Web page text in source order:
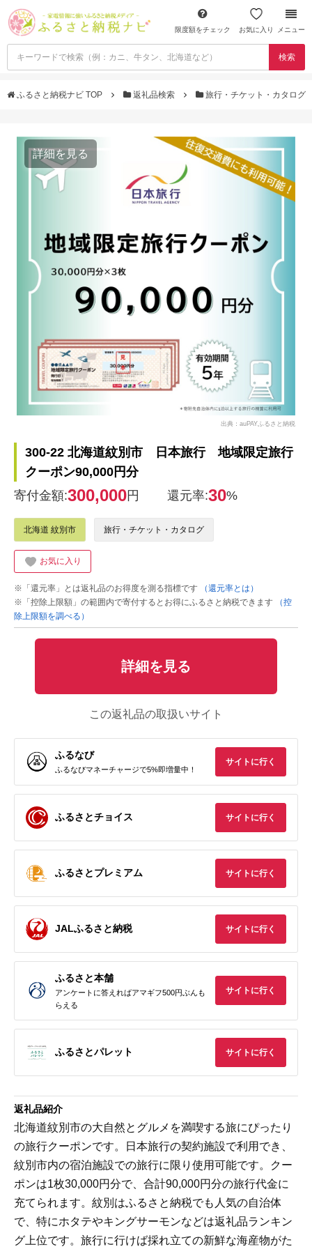
限度額をチェック お気に入り メニュー
検索
ふるさと納税ナビ TOP 返礼品検索 旅行・チケット・カタログ
詳細を見る
出典：auPAYふるさと納税
300-22 北海道紋別市 日本旅行 地域限定旅行
クーポン90,000円分
寄付金額:300,000円 還元率:30%
北海道 紋別市 旅行・チケット・カタログ
お気に入り
※「還元率」とは返礼品のお得度を測る指標です
（還元率とは）
※「控除上限額」の範囲内で寄付するとお得にふるさと納税できます
（控
除上限額を調べる）
詳細を見る
この返礼品の取扱いサイト
ふるなび
ふるなびマネーチャージで5%即増量中！
サイトに行く
ふるさとチョイス サイトに行く
ふるさとプレミアム サイトに行く
JALふるさと納税 サイトに行く
ふるさと本舗
アンケートに答えればアマギフ500円ぶんも
らえる
サイトに行く
ふるさとパレット サイトに行く
返礼品紹介
北海道紋別市の大自然とグルメを満喫する旅にぴったり
の旅行クーポンです。日本旅行の契約施設で利用でき、
紋別市内の宿泊施設での旅行に限り使用可能です。クー
ポンは1枚30,000円分で、合計90,000円分の旅行代金に
充てられます。紋別はふるさと納税でも人気の自治体
で、特にホタテやキングサーモンなどは返礼品ランキン
グ上位です。旅行に行けば採れ立ての新鮮な海産物がた